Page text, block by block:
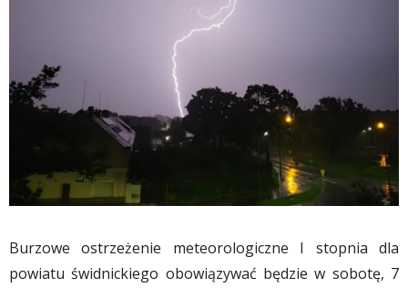
Burzowe ostrzeżenie meteorologiczne I stopnia dla
powiatu świdnickiego obowiązywać będzie w sobotę, 7